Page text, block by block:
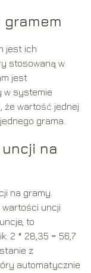
jest ich
stosowaną w
jest
w systemie
że wartość jednej
grama.
na
na gramy.
uncji
to
2 * 28,35 = 56,7
z
automatycznie